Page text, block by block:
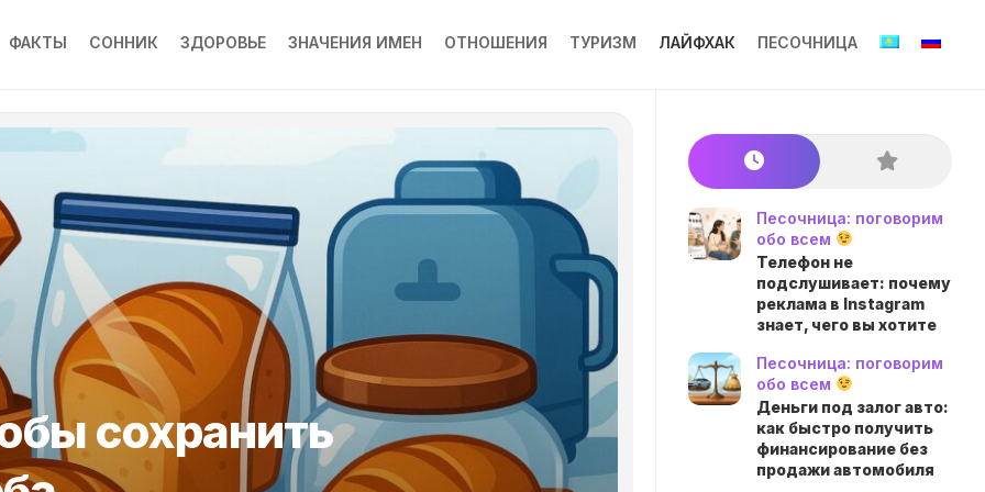
ФАКТЫ СОННИК ЗДОРОВЬЕ ЗНАЧЕНИЯ ИМЕН ОТНОШЕНИЯ ТУРИЗМ ЛАЙФХАК ПЕСОЧНИЦА
сохранить
Песочница: поговорим
обо всем
Телефон не
подслушивает: почему
реклама в Instagram
знает, чего вы хотите
Песочница: поговорим
обо всем
Деньги под залог авто:
как быстро получить
финансирование без
продажи автомобиля